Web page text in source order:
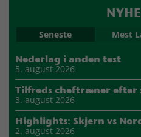
Seneste Mest
Nederlag i anden test
5. august 2026
Tilfreds cheftræner efter
3. august 2026
Highlights: Skjern vs
2. august 2026